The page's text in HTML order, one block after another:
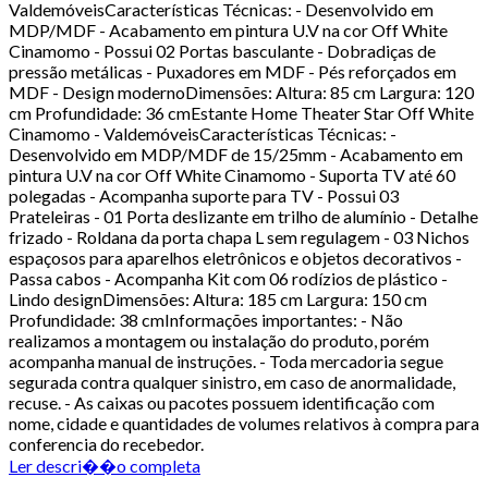
ValdemóveisCaracterísticas Técnicas: - Desenvolvido em
MDP/MDF - Acabamento em pintura U.V na cor Off White
Cinamomo - Possui 02 Portas basculante - Dobradiças de
pressão metálicas - Puxadores em MDF - Pés reforçados em
MDF - Design modernoDimensões: Altura: 85 cm Largura: 120
cm Profundidade: 36 cmEstante Home Theater Star Off White
Cinamomo - ValdemóveisCaracterísticas Técnicas: -
Desenvolvido em MDP/MDF de 15/25mm - Acabamento em
pintura U.V na cor Off White Cinamomo - Suporta TV até 60
polegadas - Acompanha suporte para TV - Possui 03
Prateleiras - 01 Porta deslizante em trilho de alumínio - Detalhe
frizado - Roldana da porta chapa L sem regulagem - 03 Nichos
espaçosos para aparelhos eletrônicos e objetos decorativos -
Passa cabos - Acompanha Kit com 06 rodízios de plástico -
Lindo designDimensões: Altura: 185 cm Largura: 150 cm
Profundidade: 38 cmInformações importantes: - Não
realizamos a montagem ou instalação do produto, porém
acompanha manual de instruções. - Toda mercadoria segue
segurada contra qualquer sinistro, em caso de anormalidade,
recuse. - As caixas ou pacotes possuem identificação com
nome, cidade e quantidades de volumes relativos à compra para
conferencia do recebedor.
Ler descri��o completa